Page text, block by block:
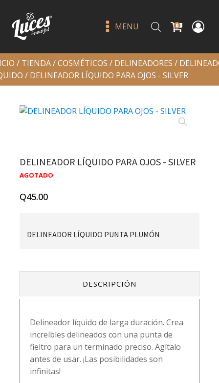
MENU 0
/ TIENDA/COSMÉTICOS / DELINEADORES /
/ DELINEADOR LÍQUIDO PARA OJOS - SILVER
DELINEADOR LÍQUIDO PARA OJOS - SILVER
AGOTADO
Q45.00
DELINEADOR LÍQUIDO PUNTA PLUMÓN
DESCRIPCIÓN
Delineador líquido de larga duración. Crea
increíbles delineados con una punta de
fieltro para un terminado preciso. Agítalo
antes de usar. ¡Las posibilidades son
infinitas!
talla "d"